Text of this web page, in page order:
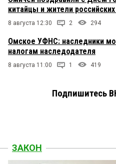
китайцы и жители
8 августа 12:30 2 294
Омское УФНС: наследники
налогам наследодателя
8 августа 11:00 1 419
Подпишитесь
ЗАКОН